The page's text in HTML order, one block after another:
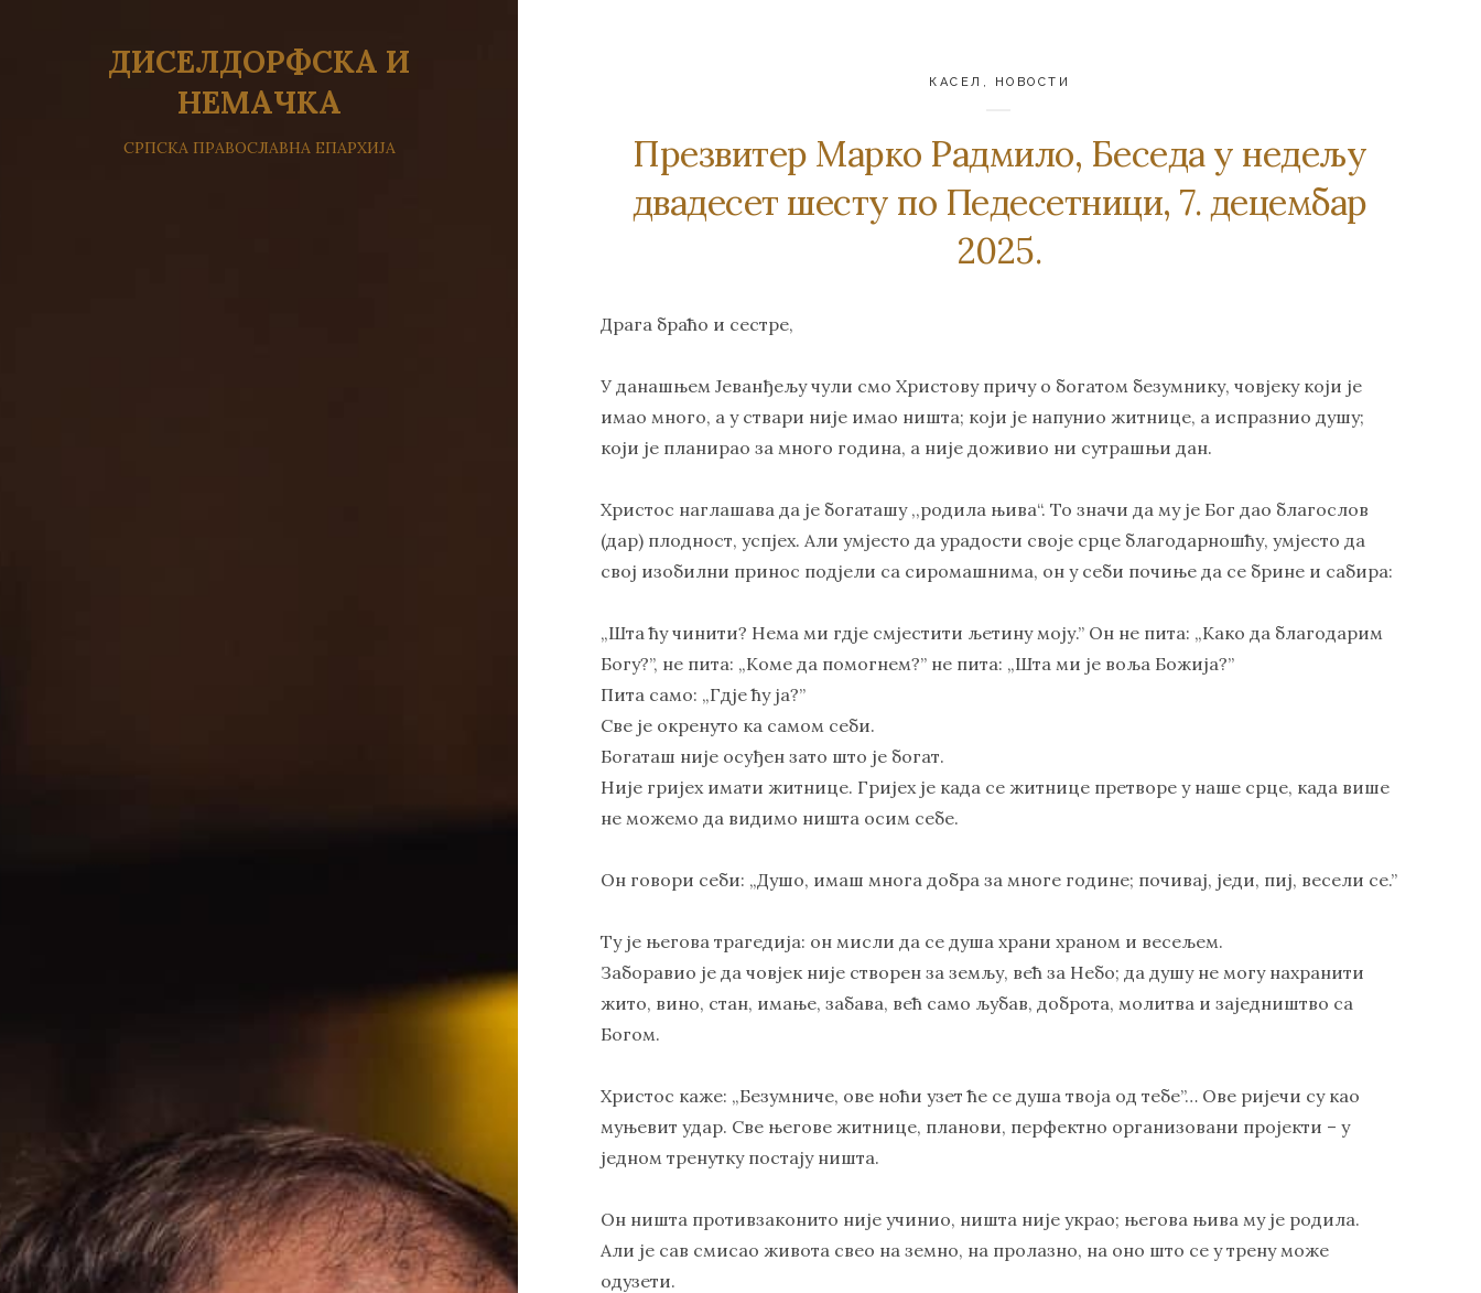
ДИСЕЛДОРФСКА И
НЕМАЧКА
СРПСКА ПРАВОСЛАВНА ЕПАРХИЈА
КАСЕЛ , НОВОСТИ
Презвитер Марко Радмило, Беседа у недељу
двадесет шесту по Педесетници, 7. децембар
2025.
Драга браћо и сестре,
У данашњем Јеванђељу чули смо Христову причу о богатом безумнику, човјеку који је
имао много, а у ствари није имао ништа; који је напунио житнице, а испразнио душу;
који је планирао за много година, а није доживио ни сутрашњи дан.
Христос наглашава да је богаташу ,,родила њива“. То значи да му је Бог дао благослов
(дар) плодност, успјех. Али умјесто да урадости своје срце благодарношћу, умјесто да
свој изобилни принос подјели са сиромашнима, он у себи почиње да се брине и сабира:
„Шта ћу чинити? Нема ми гдје смјестити љетину моју.” Он не пита: „Како да благодарим
Богу?”, не пита: „Коме да помогнем?” не пита: „Шта ми је воља Божија?”
Пита само: „Гдје ћу ја?”
Све је окренуто ка самом себи.
Богаташ није осуђен зато што је богат.
Није гријех имати житнице. Гријех је када се житнице претворе у наше срце, када више
не можемо да видимо ништа осим себе.
Он говори себи: „Душо, имаш многа добра за многе године; почивај, једи, пиј, весели се.”
Ту је његова трагедија: он мисли да се душа храни храном и весељем.
Заборавио је да човјек није створен за земљу, већ за Небо; да душу не могу нахранити
жито, вино, стан, имање, забава, већ само љубав, доброта, молитва и заједништво са
Богом.
Христос каже: „Безумниче, ове ноћи узет ће се душа твоја од тебе”… Ове ријечи су као
муњевит удар. Све његове житнице, планови, перфектно организовани пројекти – у
једном тренутку постају ништа.
Он ништа противзаконито није учинио, ништа није украо; његова њива му је родила.
Али је сав смисао живота свео на земно, на пролазно, на оно што се у трену може
одузети.